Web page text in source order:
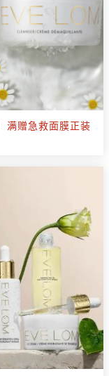
满赠急救面膜正装